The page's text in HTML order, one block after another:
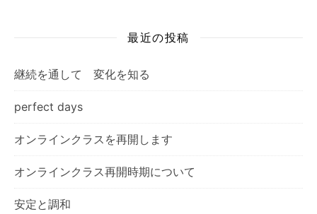
最近の投稿
継続を通して 変化を知る
perfect days
オンラインクラスを再開します
オンラインクラス再開時期について
安定と調和